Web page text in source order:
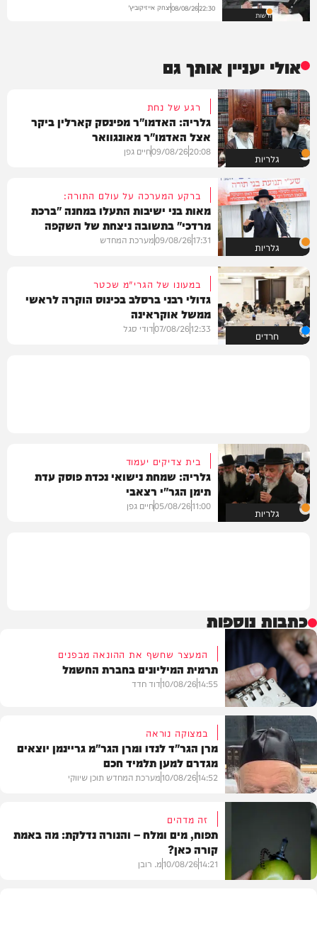
חדשות
22:30
08/08/26יצחק אייזיקוביץ'
אולי יעניין אותך גם
גלריות
רגע של נחת
גלריה: האדמו"ר מפינסק קארלין ביקר
אצל האדמו"ר מאונגוואר
20:08
09/08/26חיים גפן
גלריות
ברקע המערכה על עולם התורה:
מאות בני ישיבות התעלו במחנה "ברכת
מרדכי" בתשובה ניצחת של השקפה
בהירה
17:31
09/08/26מערכת המחדש
חרדים
במעונו של הגרי"מ שכטר
גדולי רבני ברסלב בכינוס הוקרה לראשי
ממשל אוקראינה
12:33
07/08/26דודי סגל
גלריות
בית צדיקים יעמוד
גלריה: שמחת נישואי נכדת פוסק עדת
תימן הגר"י רצאבי
11:00
05/08/26חיים גפן
כתבות נוספות
חדשות
המעצר שחשף את ההונאה מבפנים
תרמית המיליונים בחברת החשמל
14:55
10/08/26דוד חדד
בית המדרש
במצוקה נוראה
מרן הגר"ד לנדו ומרן הגר"מ גריינמן יוצאים
מגדרם למען תלמיד חכם
14:52
10/08/26מערכת המחדש תוכן שיווקי
זה מדהים
תפוח, מים ומלח – והנורה נדלקת: מה באמת
קורה כאן?
14:21
10/08/26מ. רובן